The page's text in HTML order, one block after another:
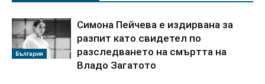
България
Симона Пейчева е издирвана за
разпит като свидетел по
разследването на смъртта на
Владо Загатото